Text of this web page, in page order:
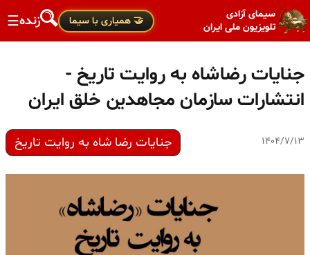
سیمای آزادی
تلویزیون ملی ایران
🤝 همیاری با سیما زنده☰
جنایات رضاشاه به روایت تاریخ -
انتشارات سازمان مجاهدین خلق ایران
۱۴۰۴/۷/۱۳ جنایات رضا شاه به روایت تاریخ